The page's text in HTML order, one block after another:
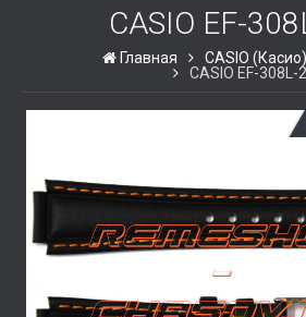
CASIO EF-
Главная CASIO (Касио)
CASIO EF-308L-